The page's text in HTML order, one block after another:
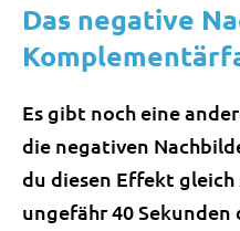
Das negative
Es gibt noch eine
die negativen
du diesen Effekt
ungefähr 40